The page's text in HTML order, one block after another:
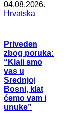
04.08.2026.
Hrvatska
Priveden
zbog poruka:
“Klali smo
vas u
Srednjoj
Bosni, klat
ćemo vam i
unuke”